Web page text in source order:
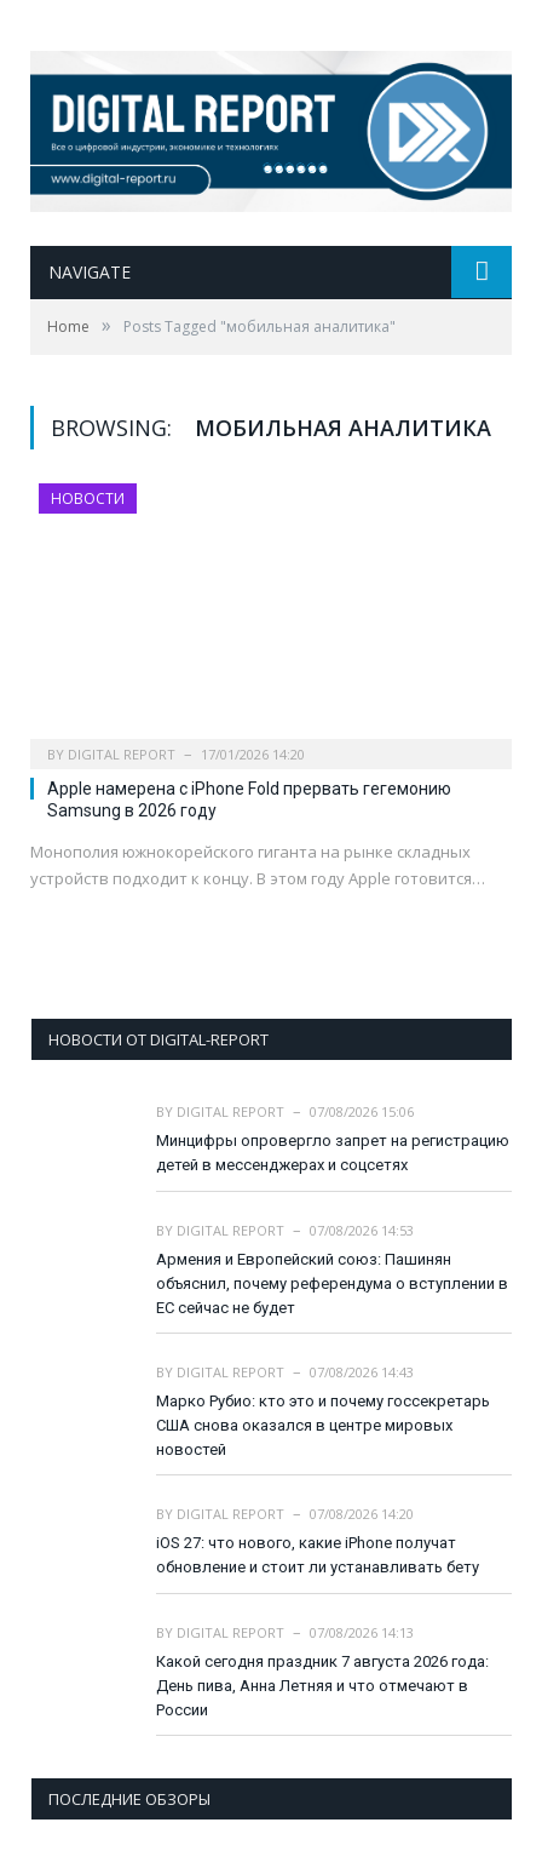
NAVIGATE
Home » Posts Tagged "мобильная аналитика"
BROWSING: МОБИЛЬНАЯ АНАЛИТИКА
НОВОСТИ
BY DIGITAL REPORT 17/01/2026 14:20
Apple намерена с iPhone Fold прервать гегемонию
Samsung в 2026 году
Монополия южнокорейского гиганта на рынке складных
устройств подходит к концу. В этом году Apple готовится…
НОВОСТИ ОТ DIGITAL-REPORT
BY DIGITAL REPORT
07/08/2026 15:06
Минцифры опровергло запрет на регистрацию
детей в мессенджерах и соцсетях
BY DIGITAL REPORT
07/08/2026 14:53
Армения и Европейский союз: Пашинян
объяснил, почему референдума о вступлении в
ЕС сейчас не будет
BY DIGITAL REPORT
07/08/2026 14:43
Марко Рубио: кто это и почему госсекретарь
США снова оказался в центре мировых
новостей
BY DIGITAL REPORT
07/08/2026 14:20
iOS 27: что нового, какие iPhone получат
обновление и стоит ли устанавливать бету
BY DIGITAL REPORT
07/08/2026 14:13
Какой сегодня праздник 7 августа 2026 года:
День пива, Анна Летняя и что отмечают в
России
ПОСЛЕДНИЕ ОБЗОРЫ